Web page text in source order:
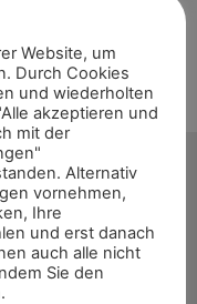
der Welt – doch
Umso wichtiger ist
Neben
[…]
Website, um
Durch Cookies
und wiederholten
akzeptieren und
mit der
Alternativ
vornehmen,
Ihre
und erst danach
auch alle nicht
Sie den